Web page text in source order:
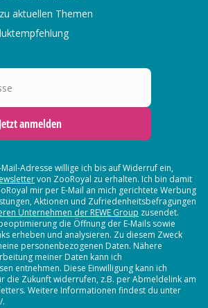
aktuellen Themen
Jetzt anmelden
Adresse willige ich bis auf Widerruf ein,
von ZooRoyal zu erhalten. Ich bin damit
mir per E-Mail an mich gerichtete Werbung
Aktionen und Zufriedenheitsbefragungen
Unternehmen der REWE Group zusendet.
die Öffnung der E-Mails sowie
erheben und analysieren. Zu diesem Zweck
personenbezogenen Daten. Nähere
meiner Daten kann ich
entnehmen. Diese Einwilligung kann ich
die Zukunft widerrufen, z.B. per Abmeldelink am
Weitere Informationen findest du unter